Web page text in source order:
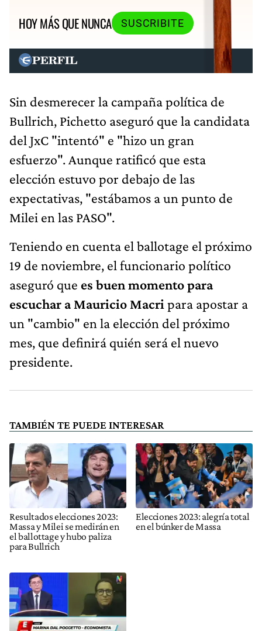
HOY MÁS QUE NUNCA
SUSCRIBITE
Sin desmerecer la campaña política de
Bullrich, Pichetto aseguró que la candidata
del JxC "intentó" e "hizo un gran
esfuerzo". Aunque ratificó que esta
elección estuvo por debajo de las
expectativas, "estábamos a un punto de
Milei en las PASO".
Teniendo en cuenta el ballotage el próximo
19 de noviembre, el funcionario político
aseguró que es buen momento para
escuchar a Mauricio Macri para apostar a
un "cambio" en la elección del próximo
mes, que definirá quién será el nuevo
presidente.
TAMBIÉN TE PUEDE INTERESAR
Resultados elecciones 2023:
Massa y Milei se medirán en
el ballottage y hubo paliza
para Bullrich
Elecciones 2023: alegría total
en el búnker de Massa